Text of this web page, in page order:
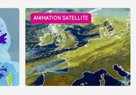
ANIMATION SATELLITE